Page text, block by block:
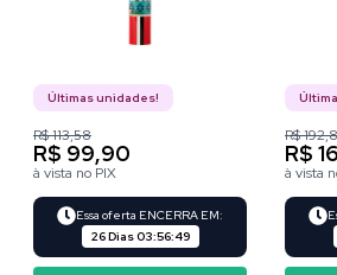
Últimas unidades!
R$ 113,58
R$ 99,90
à vista no PIX
Essa oferta ENCERRA EM:
26 Dias03:56:48
R$
R$
à vista